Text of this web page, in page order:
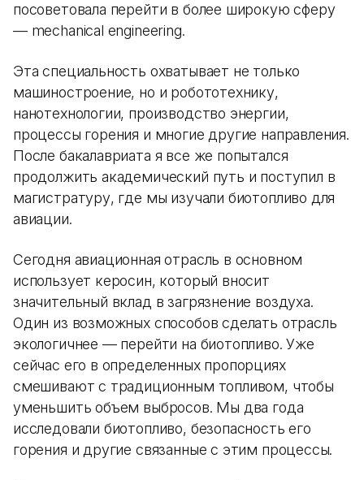
посоветовала перейти в более широкую сферу
— mechanical engineering.
Эта специальность охватывает не только
машиностроение, но и робототехнику,
нанотехнологии, производство энергии,
процессы горения и многие другие направления.
После бакалавриата я все же попытался
продолжить академический путь и поступил в
магистратуру, где мы изучали биотопливо для
авиации.
Сегодня авиационная отрасль в основном
использует керосин, который вносит
значительный вклад в загрязнение воздуха.
Один из возможных способов сделать отрасль
экологичнее — перейти на биотопливо. Уже
сейчас его в определенных пропорциях
смешивают с традиционным топливом, чтобы
уменьшить объем выбросов. Мы два года
исследовали биотопливо, безопасность его
горения и другие связанные с этим процессы.